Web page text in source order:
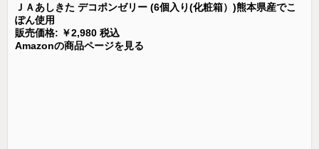
ＪＡあしきた デコポンゼリー (6個入り(化粧箱）)熊本県産でこ
ぽん使用
販売価格: ￥2,980 税込
Amazonの商品ページを見る